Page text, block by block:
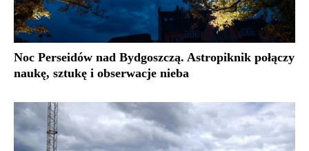
Noc Perseidów nad Bydgoszczą. Astropiknik połączy
naukę, sztukę i obserwacje nieba